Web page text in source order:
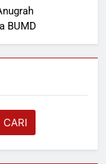
BUMD